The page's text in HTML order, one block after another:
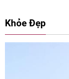
Khỏe Đẹp